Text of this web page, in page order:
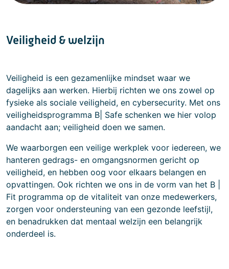
Veiligheid & welzijn
Veiligheid is een gezamenlijke mindset waar we
dagelijks aan werken. Hierbij richten we ons zowel op
fysieke als sociale veiligheid, en cybersecurity. Met ons
veiligheidsprogramma B| Safe schenken we hier volop
aandacht aan; veiligheid doen we samen.
We waarborgen een veilige werkplek voor iedereen, we
hanteren gedrags- en omgangsnormen gericht op
veiligheid, en hebben oog voor elkaars belangen en
opvattingen. Ook richten we ons in de vorm van het B |
Fit programma op de vitaliteit van onze medewerkers,
zorgen voor ondersteuning van een gezonde leefstijl,
en benadrukken dat mentaal welzijn een belangrijk
onderdeel is.